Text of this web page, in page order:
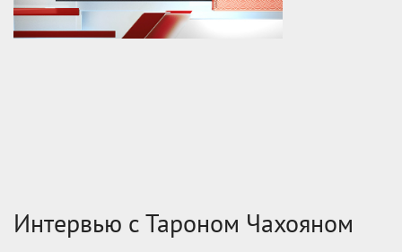
Интервью с Тароном Чахояном